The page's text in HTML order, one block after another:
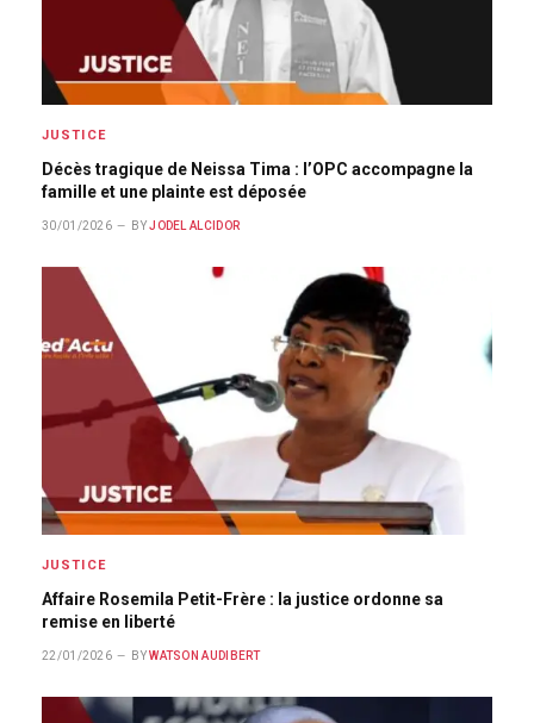
JUSTICE
Décès tragique de Neissa Tima : l’OPC accompagne la
famille et une plainte est déposée
30/01/2026 BY JODEL ALCIDOR
JUSTICE
Affaire Rosemila Petit-Frère : la justice ordonne sa
remise en liberté
22/01/2026 BY WATSON AUDIBERT